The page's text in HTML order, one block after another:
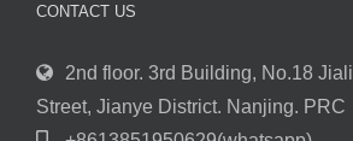
CONTACT US
2nd floor. 3rd Building, No.18
Street, Jianye District. Nanjing. PRC